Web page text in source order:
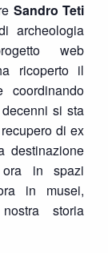
Sandro Teti
archeologia
web
ricoperto il
si sta
di ex
destinazione
ora in spazi
in musei,
storia